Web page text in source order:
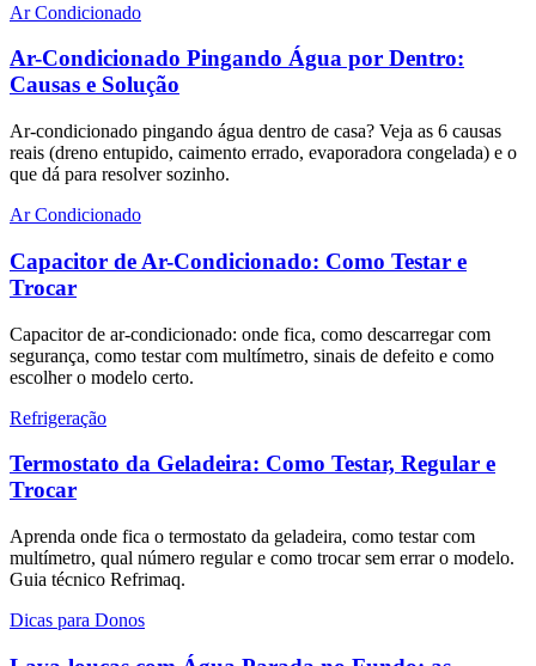
Ar Condicionado
Ar-Condicionado Pingando Água por Dentro:
Causas e Solução
Ar-condicionado pingando água dentro de casa? Veja as 6 causas
reais (dreno entupido, caimento errado, evaporadora congelada) e o
que dá para resolver sozinho.
Ar Condicionado
Capacitor de Ar-Condicionado: Como Testar e
Trocar
Capacitor de ar-condicionado: onde fica, como descarregar com
segurança, como testar com multímetro, sinais de defeito e como
escolher o modelo certo.
Refrigeração
Termostato da Geladeira: Como Testar, Regular e
Trocar
Aprenda onde fica o termostato da geladeira, como testar com
multímetro, qual número regular e como trocar sem errar o modelo.
Guia técnico Refrimaq.
Dicas para Donos